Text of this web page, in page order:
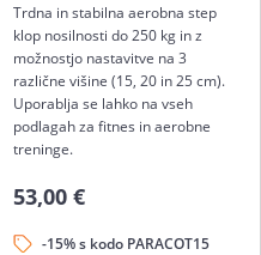
Trdna in stabilna aerobna step
klop nosilnosti do 250 kg in z
možnostjo nastavitve na 3
različne višine (15, 20 in 25 cm).
Uporablja se lahko na vseh
podlagah za fitnes in aerobne
treninge.
53,00 €
-15% s kodo PARACOT15